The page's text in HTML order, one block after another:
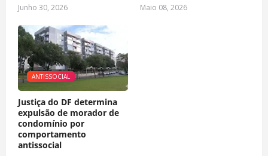
Junho 30, 2026 Maio 08, 2026
ANTISSOCIAL
Justiça do DF determina
expulsão de morador de
condomínio por
comportamento
antissocial